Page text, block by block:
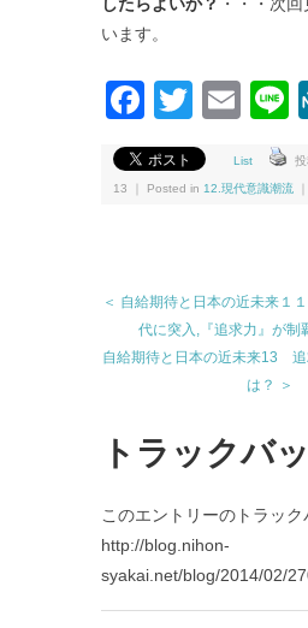
います。
Twitter
List
13 ｜ Posted in 12.現代意識潮流
＜ 自給期待と日本の近未来１
代に突入,『追求力』が制
自給期待と日本の近未来13 追
は？ ＞
トラックバ
このエントリーのトラッ
http://blog.nihon-
syakai.net/blog/2014/02/